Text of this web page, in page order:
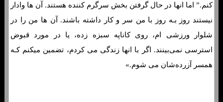
کنم.” اما انها در حال گرفتن بخش سرگرم کننده هستند. آن ها وادار
نیستند روز بـه روز با من سر و کار داشته باشند. آن ها من را در
شلوار ورزشی ام، روی کاناپه سبزه زده، یا در مورد قبوض
استرسی نمی‌بینند. اگر با انها زندگی می کردم، تضمین میکنم کـه
همسر آزرده‌شان می شوم.»